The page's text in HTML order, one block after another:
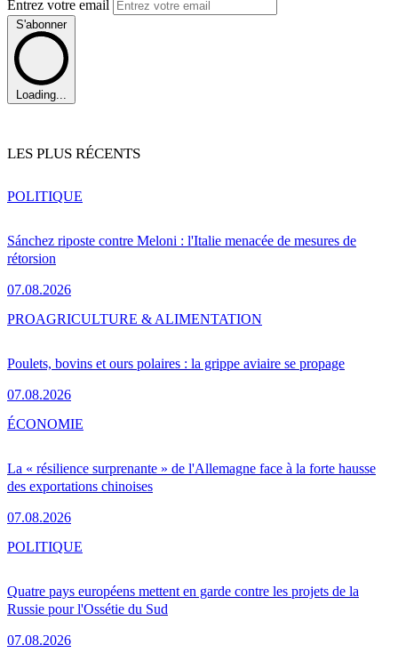
Entrez votre email
S'abonner
Loading...
LES PLUS RÉCENTS
Sánchez riposte contre Meloni : l'Italie menacée de mesures de
rétorsion
07.08.2026
POLITIQUE
Poulets, bovins et ours polaires : la grippe aviaire se propage
07.08.2026
PROAGRICULTURE & ALIMENTATION
La « résilience surprenante » de l'Allemagne face à la forte hausse
des exportations chinoises
07.08.2026
ÉCONOMIE
Quatre pays européens mettent en garde contre les projets de la
Russie pour l'Ossétie du Sud
07.08.2026
POLITIQUE